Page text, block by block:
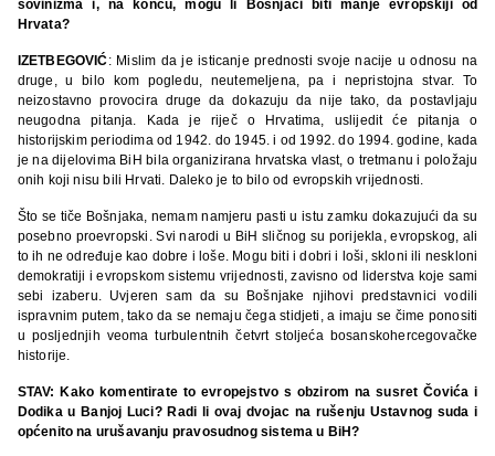
šovinizma i, na koncu, mogu li Bošnjaci biti manje evropskiji od
Hrvata?
IZETBEGOVIĆ: Mislim da je isticanje prednosti svoje nacije u odnosu na
druge, u bilo kom pogledu, neutemeljena, pa i nepristojna stvar. To
neizostavno provocira druge da dokazuju da nije tako, da postavljaju
neugodna pitanja. Kada je riječ o Hrvatima, uslijedit će pitanja o
historijskim periodima od 1942. do 1945. i od 1992. do 1994. godine, kada
je na dijelovima BiH bila organizirana hrvatska vlast, o tretmanu i položaju
onih koji nisu bili Hrvati. Daleko je to bilo od evropskih vrijednosti.
Što se tiče Bošnjaka, nemam namjeru pasti u istu zamku dokazujući da su
posebno proevropski. Svi narodi u BiH sličnog su porijekla, evropskog, ali
to ih ne određuje kao dobre i loše. Mogu biti i dobri i loši, skloni ili neskloni
demokratiji i evropskom sistemu vrijednosti, zavisno od liderstva koje sami
sebi izaberu. Uvjeren sam da su Bošnjake njihovi predstavnici vodili
ispravnim putem, tako da se nemaju čega stidjeti, a imaju se čime ponositi
u posljednjih veoma turbulentnih četvrt stoljeća bosanskohercegovačke
historije.
STAV: Kako komentirate to evropejstvo s obzirom na susret Čovića i
Dodika u Banjoj Luci? Radi li ovaj dvojac na rušenju Ustavnog suda i
općenito na urušavanju pravosudnog sistema u BiH?